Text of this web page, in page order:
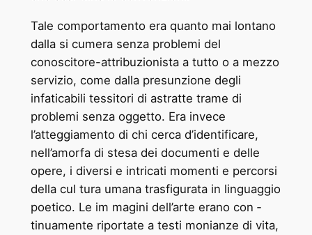
Tale comportamento era quanto mai lontano
dalla si ­cumera senza problemi del
conoscitore-attribuzionista a tutto o a mezzo
servizio, come dalla presunzione degli
infaticabili tessitori di astratte trame di
problemi senza oggetto. Era invece
l’atteggiamento di chi cerca d’identificare,
nell’amorfa di ­stesa dei documenti e delle
opere, i diversi e intricati momenti e percorsi
della cul ­tura umana trasfigurata in linguaggio
poetico. Le im ­magini dell’arte erano con ­
tinuamente riportate a testi ­monianze di vita,